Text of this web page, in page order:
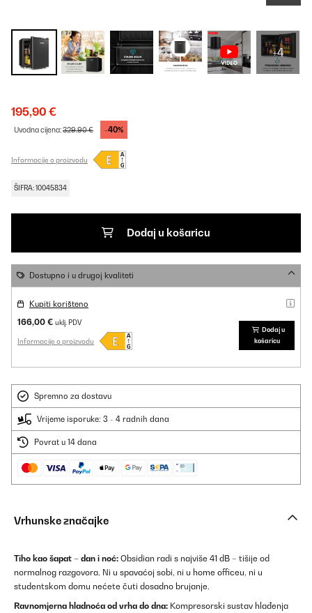
+4
195,90 €
Uvodna cijena:329,90 € -40%
Informacije o proizvodu
ŠIFRA: 10045834
Dodaj u košaricu
Dostupno i u drugoj kvaliteti
Kupiti korišteno
166,00 € uklj. PDV
Informacije o proizvodu
Dodaj u
košaricu
Spremno za dostavu
Vrijeme isporuke: 3 - 4 radnih dana
Povrat u 14 dana
Vrhunske značajke
Tiho kao šapat – dan i noć: Obsidian radi s najviše 41 dB – tišije od
normalnog razgovora. Ni u spavaćoj sobi, ni u home officeu, ni u
studentskom domu nećete čuti dosadno brujanje.
Ravnomjerna hladnoća od vrha do dna: Kompresorski sustav hlađenja